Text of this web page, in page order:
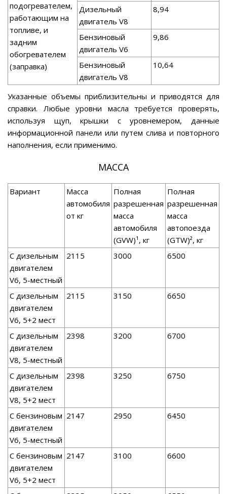
подогревателем,
работающим на
топливе, и
задним
обогревателем
(заправка)
Дизельный
двигатель V8
8,94
Бензиновый
двигатель V6
9,86
Бензиновый
двигатель V8
10,64
Указанные объемы приблизительны и приводятся для
справки. Любые уровни масла требуется проверять,
используя щуп, крышки с уровнемером, данные
информационной панели или путем слива и повторного
наполнения, если применимо.
МАССА
Вариант
Масса
автомобиля
от кг
Полная
разрешенная
масса
автомобиля
(GVW)¹, кг
Полная
разрешенная
масса
автопоезда
(GTW)², кг
С дизельным
двигателем
V6, 5-местный
2115 3000 6500
С дизельным
двигателем
V6, 5+2 мест
2115 3150 6650
С дизельным
двигателем
V8, 5-местный
2398 3200 6700
С дизельным
двигателем
V8, 5+2 мест
2398 3250 6750
С бензиновым
двигателем
V6, 5-местный
2147 2950 6450
С бензиновым
двигателем
V6, 5+2 мест
2147 3100 6600